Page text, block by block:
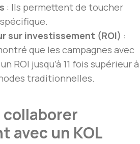
: Ils permettent de toucher
sur investissement (ROI) :
que les campagnes avec
ROI jusqu’à 11 fois supérieur à
traditionnelles.
collaborer
avec un KOL